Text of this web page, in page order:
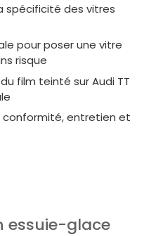
spécificité des vitres
pour poser une vitre
risque
film teinté sur Audi TT
conformité, entretien et
essuie-glace